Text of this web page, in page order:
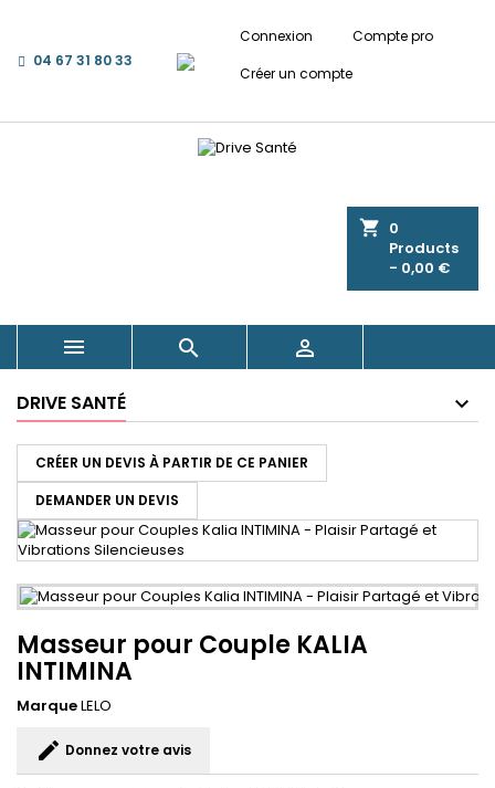
04 67 31 80 33
Connexion
Créer un compte
Compte pro
shopping_cart 0
Products
- 0,00 €
  
DRIVE SANTÉ
CRÉER UN DEVIS À PARTIR DE CE PANIER
DEMANDER UN DEVIS
Masseur pour Couple KALIA
INTIMINA
MarqueLELO
edit Donnez votre avis